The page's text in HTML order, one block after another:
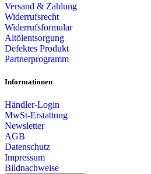
Versand & Zahlung
Widerrufsrecht
Widerrufsformular
Altölentsorgung
Defektes Produkt
Partnerprogramm
Informationen
Händler-Login
MwSt-Erstattung
Newsletter
AGB
Datenschutz
Impressum
Bildnachweise